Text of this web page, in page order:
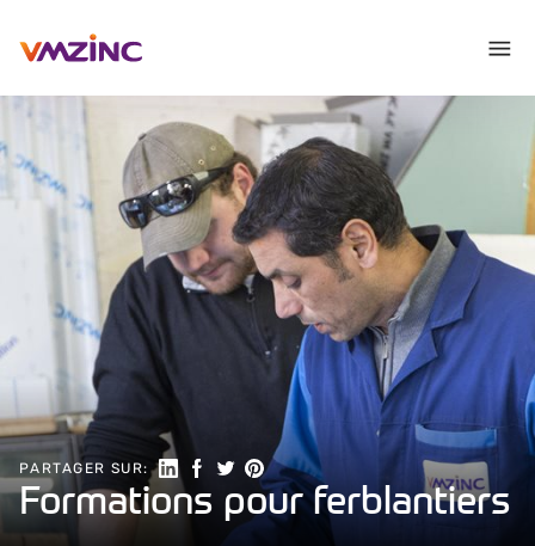
PARTAGER SUR: Partager sur LinkedIn
Partager sur Facebook
Share on Twitter
Partager sur Pinterest
Formations pour ferblantiers